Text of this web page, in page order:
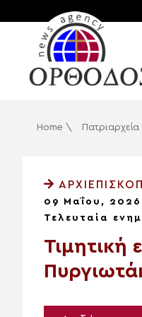
Home \ Πατριαρχεία
09 Μαΐου,
Τελευταία
Τιμητική